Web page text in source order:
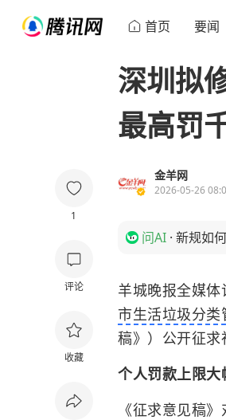
首页 要闻
1
评论
收藏
深圳拟
最高罚
金羊网
2026-05-26
问AI · 新规如
羊城晚报全媒
市生活垃圾分类
稿》）公开征求
个人罚款上限大
《征求意见稿